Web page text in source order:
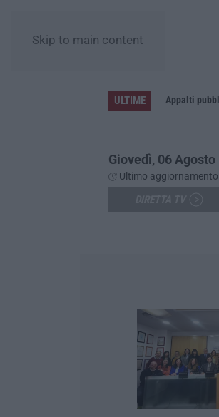
Skip to main content
ULTIME
Giovedì, 06 Agosto
Ultimo